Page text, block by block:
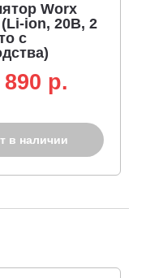
Worx
(Li-ion, 20В, 2
с
890 p.
в наличии